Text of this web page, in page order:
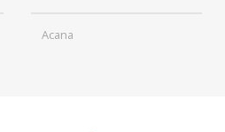
Acana